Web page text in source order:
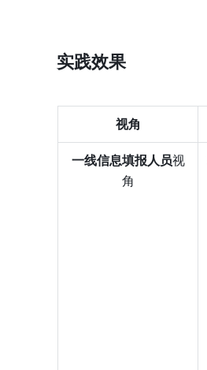
实践效果
视角
一线信息填报人员视
角